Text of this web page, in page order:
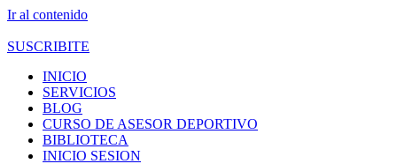
Ir al contenido
SUSCRIBITE
INICIO
SERVICIOS
BLOG
CURSO DE ASESOR DEPORTIVO
BIBLIOTECA
INICIO SESION